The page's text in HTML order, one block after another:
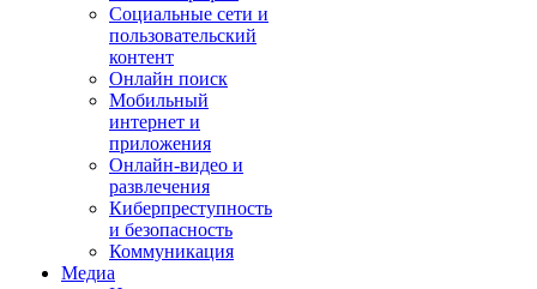
Социальные сети и
пользовательский
контент
Онлайн поиск
Мобильный
интернет и
приложения
Онлайн-видео и
развлечения
Киберпреступность
и безопасность
Коммуникация
Медиа